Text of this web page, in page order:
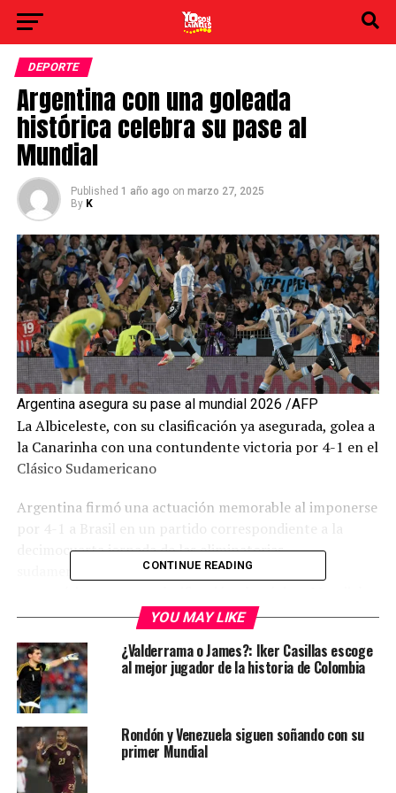
DEPORTE
Argentina con una goleada
histórica celebra su pase al
Mundial
Published 1 año ago on marzo 27, 2025
By K
Argentina asegura su pase al mundial 2026 /AFP
La Albiceleste, con su clasificación ya asegurada, golea a
la Canarinha con una contundente victoria por 4-1 en el
Clásico Sudamericano
Argentina firmó una actuación memorable al imponerse
por 4-1 a Brasil en un partido correspondiente a la
decimocuarta jornada de las eliminatorias
sudamericanas. La selección albiceleste aseguró
tras el empate entre Bolivia y Uruguay que le garantizó
el pasaje antes de salir al campo de juego.
El equipo dirigido por Lionel Scaloni mostró una
superioridad abrumadora desde los primeros minutos.
Julián Álvarez abrió el marcador en el minuto 3 tras una
gran combinación colectiva que terminó con un pase
preciso de Thiago Almada. La presión argentina
continuó y Enzo Fernández amplió la ventaja en el
CONTINUE READING
YOU MAY LIKE
¿Valderrama o James?: Iker Casillas escoge
al mejor jugador de la historia de Colombia
Rondón y Venezuela siguen soñando con su
primer Mundial